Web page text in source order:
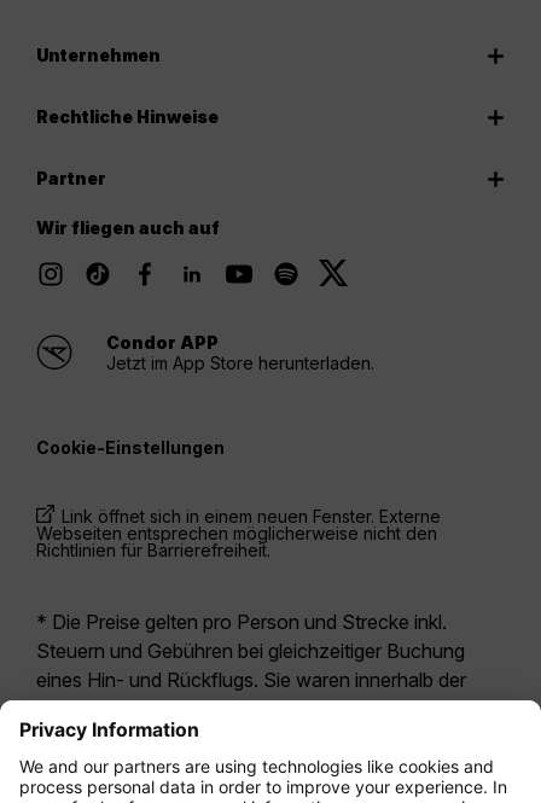
Unternehmen
Rechtliche Hinweise
Partner
Wir fliegen auch auf
Condor APP
Jetzt im App Store herunterladen.
Cookie-Einstellungen
Link öffnet sich in einem neuen Fenster. Externe
Webseiten entsprechen möglicherweise nicht den
Richtlinien für Barrierefreiheit.
* Die Preise gelten pro Person und Strecke inkl.
Steuern und Gebühren bei gleichzeitiger Buchung
eines Hin- und Rückflugs. Sie waren innerhalb der
möglicherweise nicht mehr aktuell. Bei den für die
Economy Class angegebenen Tarifen handelt es
sich i.d.R. um Economy Zero, unsere restriktivste